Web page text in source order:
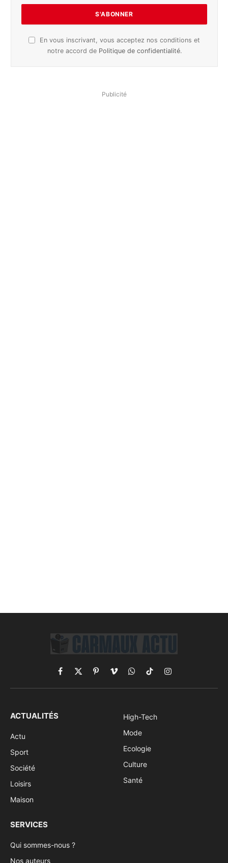
En vous inscrivant, vous acceptez nos conditions et
notre accord de Politique de confidentialité.
Publicité
Facebook
X
(Twitter)
PinterestVimeoWhatsApp
TikTokInstagram
ACTUALITÉS
Actu
Sport
Société
Loisirs
Maison
High-Tech
Mode
Ecologie
Culture
Santé
SERVICES
Qui sommes-nous ?
Nos auteurs